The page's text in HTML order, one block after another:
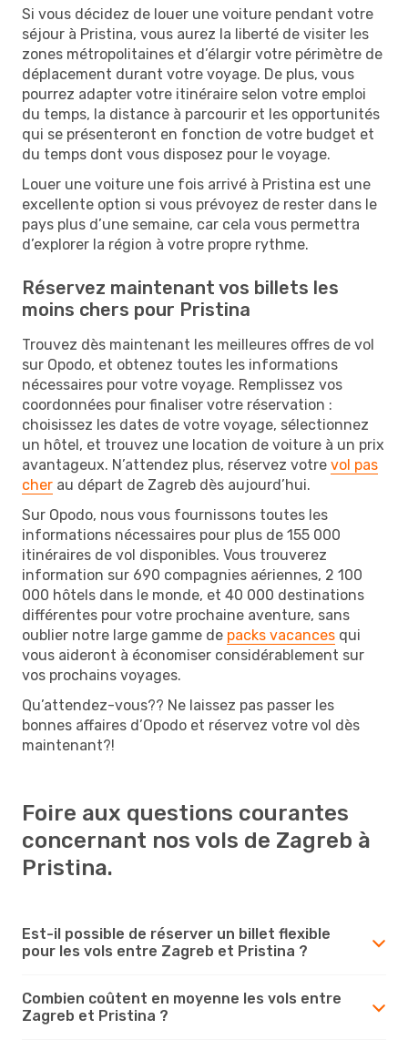
Si vous décidez de louer une voiture pendant votre
séjour à Pristina, vous aurez la liberté de visiter les
zones métropolitaines et d’élargir votre périmètre de
déplacement durant votre voyage. De plus, vous
pourrez adapter votre itinéraire selon votre emploi
du temps, la distance à parcourir et les opportunités
qui se présenteront en fonction de votre budget et
du temps dont vous disposez pour le voyage.
Louer une voiture une fois arrivé à Pristina est une
excellente option si vous prévoyez de rester dans le
pays plus d’une semaine, car cela vous permettra
d’explorer la région à votre propre rythme.
Réservez maintenant vos billets les
moins chers pour Pristina
Trouvez dès maintenant les meilleures offres de vol
sur Opodo, et obtenez toutes les informations
nécessaires pour votre voyage. Remplissez vos
coordonnées pour finaliser votre réservation :
choisissez les dates de votre voyage, sélectionnez
un hôtel, et trouvez une location de voiture à un prix
avantageux. N’attendez plus, réservez votre vol pas
cher au départ de Zagreb dès aujourd’hui.
Sur Opodo, nous vous fournissons toutes les
informations nécessaires pour plus de 155 000
itinéraires de vol disponibles. Vous trouverez
information sur 690 compagnies aériennes, 2 100
000 hôtels dans le monde, et 40 000 destinations
différentes pour votre prochaine aventure, sans
oublier notre large gamme de packs vacances qui
vous aideront à économiser considérablement sur
vos prochains voyages.
Qu’attendez-vous?? Ne laissez pas passer les
bonnes affaires d’Opodo et réservez votre vol dès
maintenant?!
Foire aux questions courantes
concernant nos vols de Zagreb à
Pristina.
Est-il possible de réserver un billet flexible
pour les vols entre Zagreb et Pristina ?
Combien coûtent en moyenne les vols entre
Zagreb et Pristina ?